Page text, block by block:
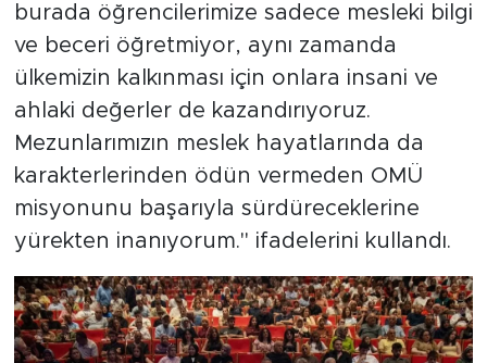
burada öğrencilerimize sadece mesleki bilgi
ve beceri öğretmiyor, aynı zamanda
ülkemizin kalkınması için onlara insani ve
ahlaki değerler de kazandırıyoruz.
Mezunlarımızın meslek hayatlarında da
karakterlerinden ödün vermeden OMÜ
misyonunu başarıyla sürdüreceklerine
yürekten inanıyorum." ifadelerini kullandı.